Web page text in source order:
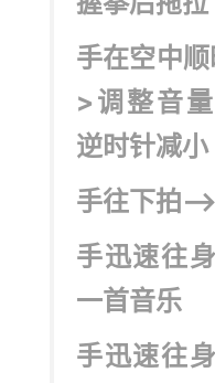
手在空中
>调整音
逆时针减小
手往下拍—-
手迅速往
一首音乐
手迅速往